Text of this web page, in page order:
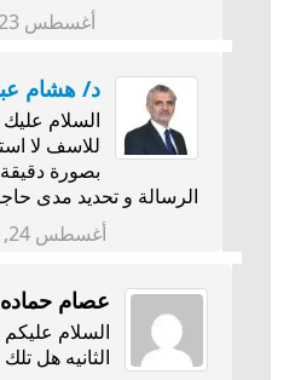
أغسطس 23, 2023 at 2:46 م
د/ هشام
السلام عليك
للاسف لا
بصورة
الرسالة و تحديد مدى
أغسطس 24, 2023 at 6:41 ص
عصام حماده
السلام
الثانيه هل